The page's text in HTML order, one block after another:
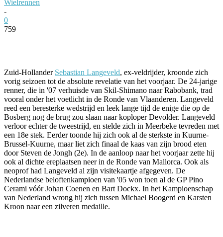
Wielrennen
-
0
759
Zuid-Hollander Sebastian Langeveld, ex-veldrijder, kroonde zich
vorig seizoen tot de absolute revelatie van het voorjaar. De 24-jarige
renner, die in '07 verhuisde van Skil-Shimano naar Rabobank, trad
vooral onder het voetlicht in de Ronde van Vlaanderen. Langeveld
reed een beresterke wedstrijd en leek lange tijd de enige die op de
Bosberg nog de brug zou slaan naar koploper Devolder. Langeveld
verloor echter de tweestrijd, en stelde zich in Meerbeke tevreden met
een 18e stek. Eerder toonde hij zich ook al de sterkste in Kuurne-
Brussel-Kuurne, maar liet zich finaal de kaas van zijn brood eten
door Steven de Jongh (2e). In de aanloop naar het voorjaar zette hij
ook al dichte ereplaatsen neer in de Ronde van Mallorca. Ook als
neoprof had Langeveld al zijn visitekaartje afgegeven. De
Nederlandse beloftenkampioen van '05 won toen al de GP Pino
Cerami vóór Johan Coenen en Bart Dockx. In het Kampioenschap
van Nederland wrong hij zich tussen Michael Boogerd en Karsten
Kroon naar een zilveren medaille.